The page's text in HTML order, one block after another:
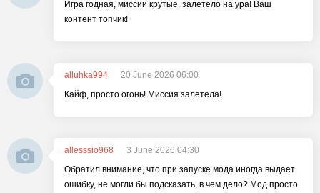
Игра годная, миссии крутые, залетело на ура! Ваш
контент топчик!
alluhka994
20 June 2026 06:00
Кайф, просто огонь! Миссия залетела!
allesssio968
3 June 2026 04:30
Обратил внимание, что при запуске мода иногда выдает
ошибку, не могли бы подсказать, в чем дело? Мод просто